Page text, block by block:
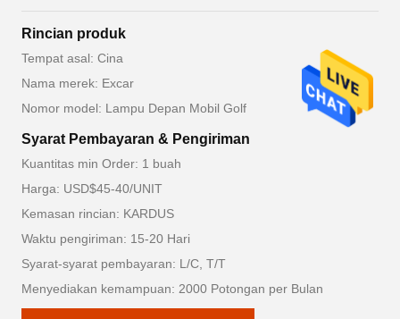
Rincian produk
Tempat asal: Cina
Nama merek: Excar
Nomor model: Lampu Depan Mobil Golf
Syarat Pembayaran & Pengiriman
Kuantitas min Order: 1 buah
Harga: USD$45-40/UNIT
Kemasan rincian: KARDUS
Waktu pengiriman: 15-20 Hari
Syarat-syarat pembayaran: L/C, T/T
Menyediakan kemampuan: 2000 Potongan per Bulan